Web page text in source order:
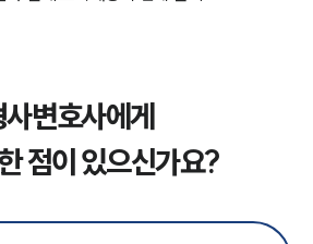
변호사에게
점이 있으신가요?